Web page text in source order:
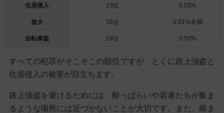
住居侵入 23位 0.03%
放火 16位 0.01%未満
自転車盗 19位 0.50%
すべての犯罪がそこそこの順位ですが、とくに路上強盗と
住居侵入の被害が目立ちます。
路上強盗を避けるためには、酔っぱらいや若者たちが集ま
るような場所には近づかないことが大切です。また、絡ま